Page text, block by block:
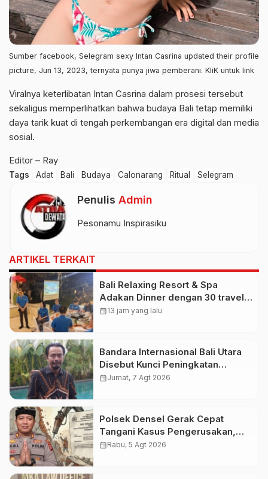
Sumber facebook, Selegram sexy Intan Casrina updated their profile
picture, Jun 13, 2023, ternyata punya jiwa pemberani. KliK untuk link
Viralnya keterlibatan Intan Casrina dalam prosesi tersebut
sekaligus memperlihatkan bahwa budaya Bali tetap memiliki
daya tarik kuat di tengah perkembangan era digital dan media
sosial.
Editor – Ray
Tags Adat Bali Budaya Calonarang Ritual Selegram
Penulis Admin
Pesonamu Inspirasiku
ARTIKEL TERKAIT
Bali Relaxing Resort & Spa
Adakan Dinner dengan 30 travel
Agent Hongkong, Vinsen Sebut
calendar_month13 jam yang lalu
Bandara Internasional Bali Utara
Disebut Kunci Peningkatan
Pariwisata Indonesia Timur dan
calendar_monthJumat, 7 Agt 2026
Polsek Densel Gerak Cepat
Tangani Kasus Pengerusakan,
Kapolsek: Kami Sudah Koordinasi
calendar_monthRabu, 5 Agt 2026